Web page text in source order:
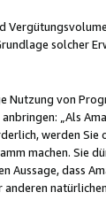
solcher
Nutzung von
„Als
werden
machen. Sie
Aussage, dass